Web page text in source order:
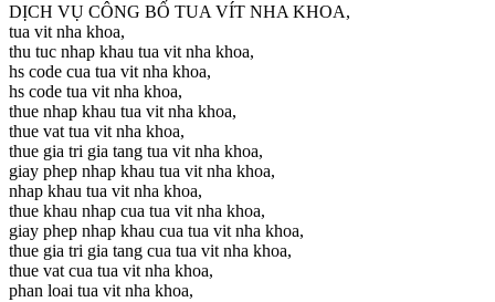
DỊCH VỤ CÔNG BỐ TUA VÍT NHA KHOA,
tua vit nha khoa,
thu tuc nhap khau tua vit nha khoa,
hs code cua tua vit nha khoa,
hs code tua vit nha khoa,
thue nhap khau tua vit nha khoa,
thue vat tua vit nha khoa,
thue gia tri gia tang tua vit nha khoa,
giay phep nhap khau tua vit nha khoa,
nhap khau tua vit nha khoa,
thue khau nhap cua tua vit nha khoa,
giay phep nhap khau cua tua vit nha khoa,
thue gia tri gia tang cua tua vit nha khoa,
thue vat cua tua vit nha khoa,
phan loai tua vit nha khoa,